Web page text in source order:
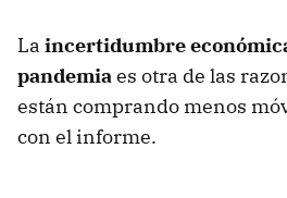
La incertidumbre
pandemiaes otra de las
están comprando menos
con el informe.